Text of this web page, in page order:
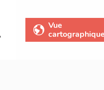
Vue
cartographique